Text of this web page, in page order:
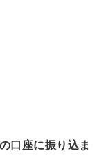
口座に振り込ま